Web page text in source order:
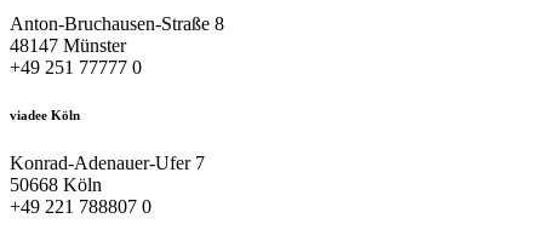
Anton-Bruchausen-Straße 8
48147 Münster
+49 251 77777 0
viadee Köln
Konrad-Adenauer-Ufer 7
50668 Köln
+49 221 788807 0